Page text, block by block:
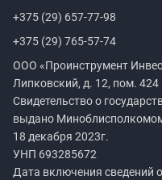
+375 (29) 657-77-98
+375 (29) 765-57-74
ООО «Проинструмент
Липковский, д. 12, пом. 424
Свидетельство о
выдано
18 декабря 2023г.
УНП 693285672
Дата включения сведений